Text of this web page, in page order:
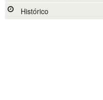
Histórico